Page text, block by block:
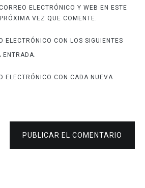
ELECTRÓNICO Y WEB EN ESTE
VEZ QUE COMENTE.
ELECTRÓNICO CON LOS SIGUIENTES
ENTRADA.
ELECTRÓNICO CON CADA NUEVA
PUBLICAR EL COMENTARIO